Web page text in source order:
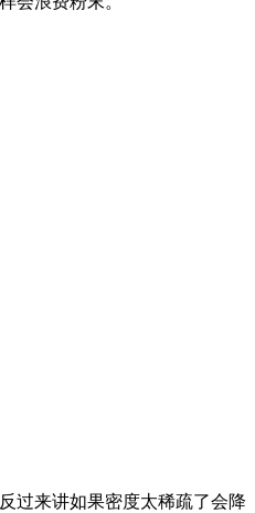
过来讲如果密度太稀疏了会降